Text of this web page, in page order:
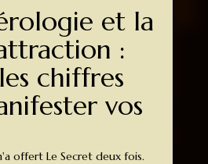
et la
:
chiffres
vos
offert Le Secret deux fois.